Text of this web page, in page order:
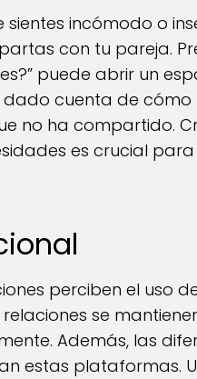
sientes incómodo o
con tu pareja.
puede abrir un
dado cuenta de
no ha compartido.
es crucial
perciben el uso
se
Además, las
estas plataformas.